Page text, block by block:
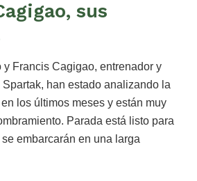
sus
Francis Cagigao, entrenador y
han estado analizando la
los últimos meses y están muy
Parada está listo para
embarcarán en una larga